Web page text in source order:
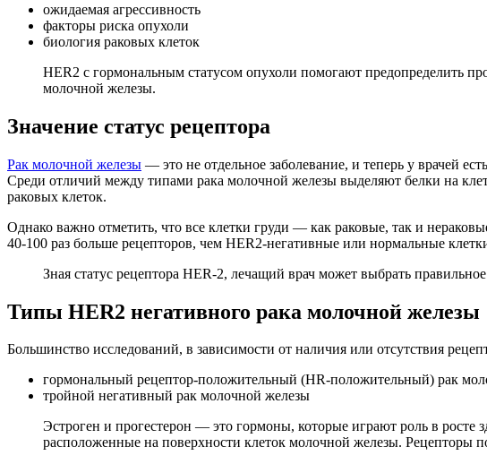
ожидаемая агрессивность
факторы риска опухоли
биология раковых клеток
HER2 с гормональным статусом опухоли помогают предопределить
молочной железы.
Значение статус рецептора
Рак молочной железы — это не отдельное заболевание, и теперь у врачей
Среди отличий между типами рака молочной железы выделяют белки на
раковых клеток.
Однако важно отметить, что все клетки груди — как раковые, так и
40-100 раз больше рецепторов, чем HER2-негативные или нормальные
Зная статус рецептора HER-2, лечащий врач может выбрать
Типы HER2 негативного рака молочной железы
Большинство исследований, в зависимости от наличия или отсутствия
гормональный рецептор-положительный (HR-положительный) рак
тройной негативный рак молочной железы
Эстроген и прогестерон — это гормоны, которые играют роль в
расположенные на поверхности клеток молочной железы. Рецепторы